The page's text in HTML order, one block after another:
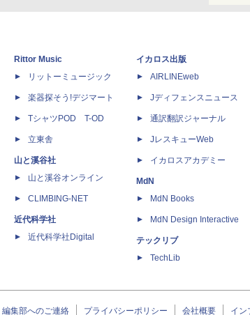
Rittor Music
リットーミュージック
楽器探そう!デジマート
TシャツPOD T-OD
立東舎
山と溪谷社
山と溪谷オンライン
CLIMBING-NET
近代科学社
近代科学社Digital
イカロス出版
AIRLINEweb
Jディフェンスニュース
通訳翻訳ジャーナル
JレスキューWeb
イカロスアカデミー
MdN
MdN Books
MdN Design Interactive
テックリブ
TechLib
編集部へのご連絡 プライバシーポリシー 会社概要 イン